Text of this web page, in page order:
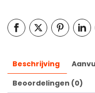
Beschrijving
Beoordelingen (0)